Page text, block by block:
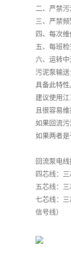
二、严禁
三、严禁
四、每次
五、每班
六、运转
污泥泵输
具备此特性
建议使用
且很容易
如果回流
如果两者
回流泵电
四芯线：
五芯线：
七芯线：
信号线）